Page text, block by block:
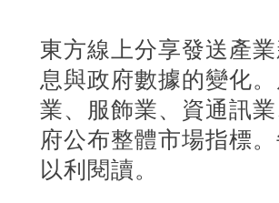
東方線上分享發送產
息與政府數據的變化
業、服飾業、資通訊
府公布整體市場指標
以利閱讀。